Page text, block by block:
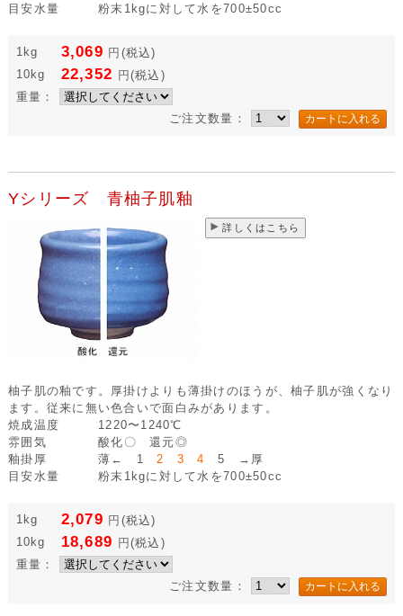
目安水量
粉末1kgに対して水を700±50cc
1kg 3,069 円 (税込)
10kg
22,352 円 (税込)
重量：
ご注文数量：
Yシリーズ 青柚子肌釉
詳しくはこちら
柚子肌の釉です。厚掛けよりも薄掛けのほうが、柚子肌が強くなり
ます。従来に無い色合いで面白みがあります。
焼成温度
1220〜1240℃
雰囲気
酸化〇 還元◎
釉掛厚
薄← 12 3 4
5 →厚
目安水量
粉末1kgに対して水を700±50cc
1kg 2,079 円 (税込)
10kg
18,689 円 (税込)
重量：
ご注文数量：